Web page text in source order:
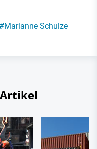
#Marianne Schulze